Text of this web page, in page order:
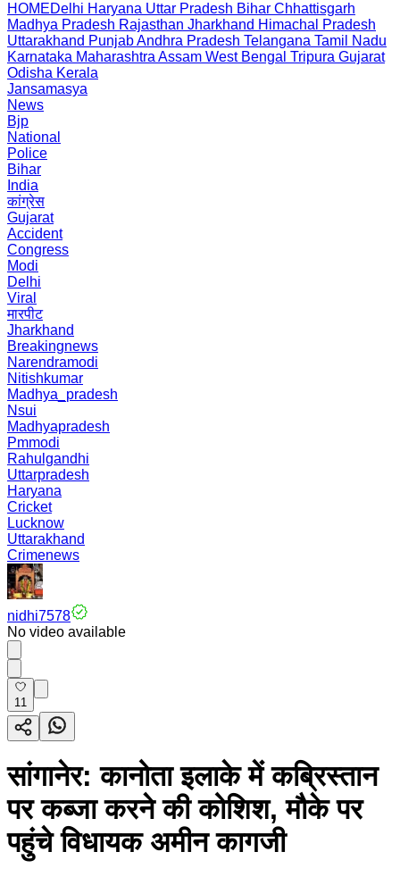
HOMEDelhi Haryana Uttar Pradesh Bihar Chhattisgarh
Madhya Pradesh Rajasthan Jharkhand Himachal Pradesh
Uttarakhand PunjabAndhra Pradesh Telangana Tamil Nadu
Karnataka Maharashtra Assam West Bengal Tripura Gujarat
Odisha Kerala
Jansamasya
News
Bjp
National
Police
Bihar
India
कांग्रेस
Gujarat
Accident
Congress
Modi
Delhi
Viral
मारपीट
Jharkhand
Breakingnews
Narendramodi
Nitishkumar
Madhya_pradesh
Nsui
Madhyapradesh
Pmmodi
Rahulgandhi
Uttarpradesh
Haryana
Cricket
Lucknow
Uttarakhand
Crimenews
nidhi7578
No video available
11
सांगानेर: कानोता इलाके में कब्रिस्तान
पर कब्जा करने की कोशिश, मौके पर
पहुंचे विधायक अमीन कागजी